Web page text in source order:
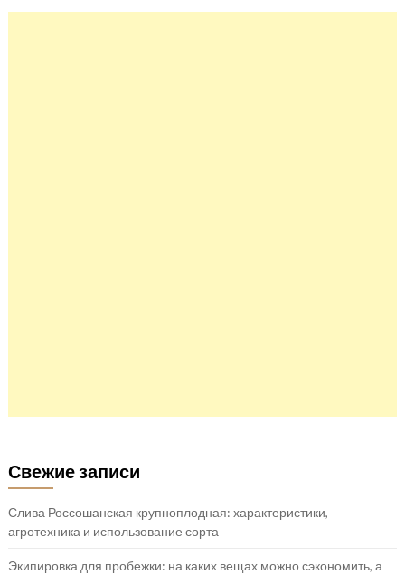
Свежие записи
Слива Россошанская крупноплодная: характеристики,
агротехника и использование сорта
Экипировка для пробежки: на каких вещах можно сэкономить, а